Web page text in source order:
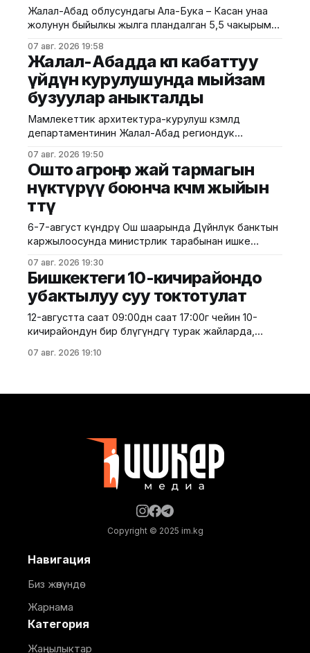
Жалал-Абад облусундагы Ала-Бука – Касан унаа
жолунун быйылкы жылга пландалган 5,5 чакырым
аяктады. Транспорт жана коммуникациялар
министрлигинин маалыматына ылайык, жол куруу
иштери №17 Жол эксплуатациялоо мекемеси
тарабынан белгиленген графикке ылайык,
курулуштун сапат талаптарын сактоо менен
жүргүзүлдү. Аталган жолдун жалпы 12 чакырымына
07 авг. 2026 19:58
Жалал-Абадда көп кабаттуу
үйдүн курулушунда мыйзам
бузуулар аныкталды
Мамлекеттик архитектура-курулуш көзөмөлдөө
департаментинин Жалал-Абад региондук
текшерүү жүргүздү. Бул тууралуу Курулуш
министрлигинин басма сөз кызматы билдирди.
Маалыматка ылайык, текшерүү Байзаков көчөсү, 46
дарегинде курулуп жаткан объектте өткөрүлүп,
техникалык талаптардын бузулганы аныкталды.
Белгиленгендей, курулуш иштери бекитилген
долбоордук документациядан четтөө менен
жүргүзүлгөн. Ошондой эле
07 авг. 2026 19:50
Ошто агроөнөр жай тармагын
өнүктүрүү боюнча көчмө жыйын
өттү
6-7-август күндөрү Ош шаарында Дүйнөлүк банктын
каржылоосунда министрлик тарабынан ишке
шаарынын аймактык экономикалык өнүгүүсү"
долбоорунун алкагында Өндүрүмдүү өнөктөштүк
комитетинин көчмө жыйыны өттү. Бул тууралуу Айыл
министрдин орун басары Мирбек Дүйшеев жана
Комитеттин мүчөлөрү катышты. Көчмө жыйындын
07 авг. 2026 19:30
Бишкектеги 10-кичирайондо
убактылуу суу токтотулат
12-августта саат 09:00дөн саат 17:00гө чейин 10-
кичирайондун бир бөлүгүндөгү турак жайларда,
мекемелеринде, саламаттыкты сактоо
кичирайондогу откананын суу
07 авг. 2026 19:10
Copyright © 2025 im.kg
Навигация
Биз жөнүндө
Жарнама
Категория
Жаңылыктар